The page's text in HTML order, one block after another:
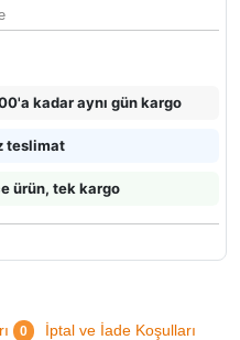
kadar aynı gün kargo
teslimat
ürün, tek kargo
0 İptal ve İade Koşulları